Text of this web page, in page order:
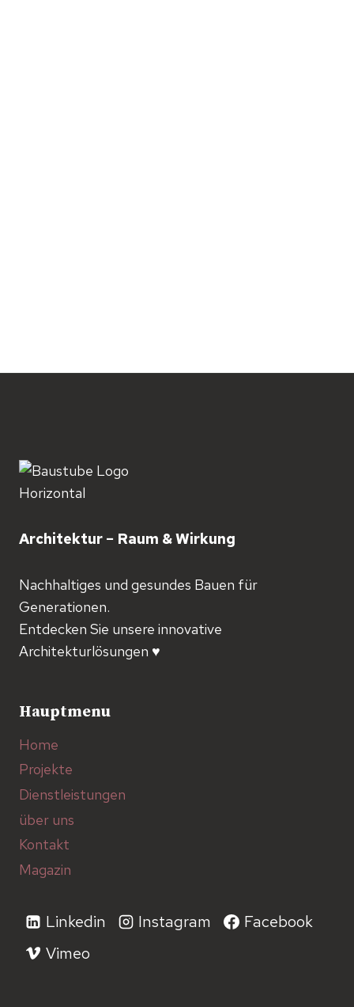
Architektur − Raum & Wirkung
Nachhaltiges und gesundes Bauen für
Generationen.
Entdecken Sie unsere innovative
Architekturlösungen ♥️
Hauptmenu
Home
Projekte
Dienstleistungen
über uns
Kontakt
Magazin
Linkedin Instagram
Facebook
Vimeo